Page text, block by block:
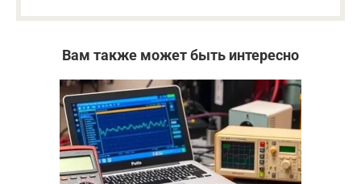
Вам также может быть интересно